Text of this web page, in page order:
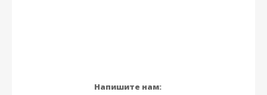
Напишите нам: